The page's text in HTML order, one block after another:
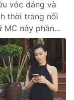
vóc dáng và
thời trang nổi
này phần...